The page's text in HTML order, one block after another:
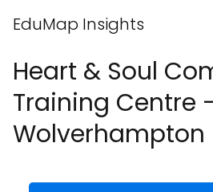
EduMap Insights
Heart & Soul
Training Centre -
Wolverhampton